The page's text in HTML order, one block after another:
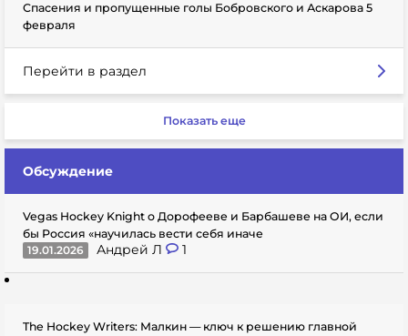
Спасения и пропущенные голы Бобровского и Аскарова 5
февраля
Перейти в раздел
Показать еще
Обсуждение
Vegas Hockey Knight о Дорофееве и Барбашеве на ОИ, если
бы Россия «научилась вести себя иначе
19.01.2026
Андрей Л 1
The Hockey Writers: Малкин — ключ к решению главной